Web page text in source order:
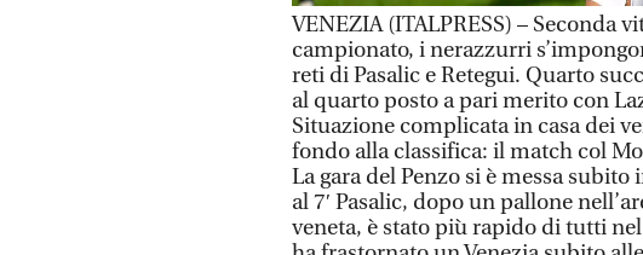
VENEZIA (ITALPRESS) – Seconda
campionato, i nerazzurri
reti di Pasalic e Retegui. Quarto
al quarto posto a pari merito con
Situazione complicata in casa dei
fondo alla classifica: il match col
La gara del Penzo si è messa
al 7′ Pasalic, dopo un pallone
veneta, è stato più rapido di tutti